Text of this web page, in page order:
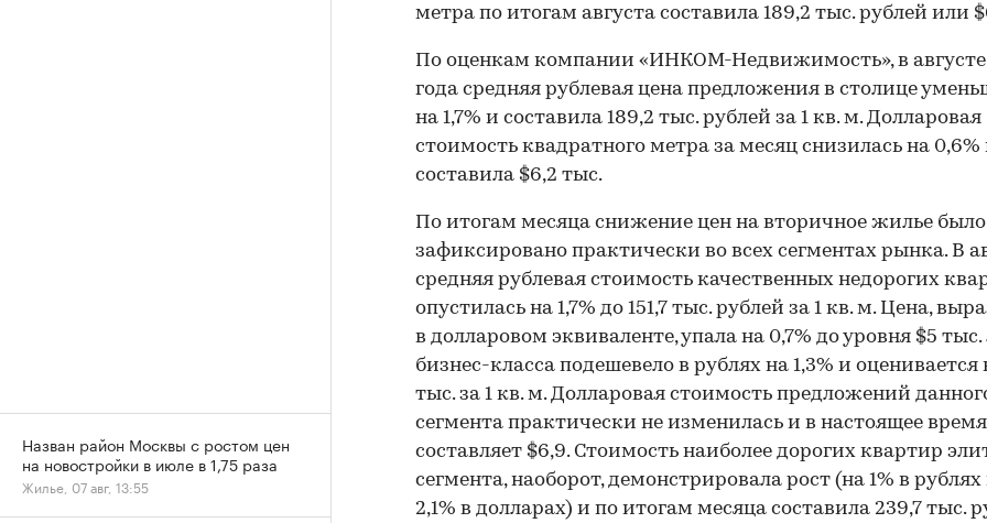
метра по итогам августа составила 189,2 тыс. рублей или
По оценкам компании «ИНКОМ-Недвижимость», в августе
года средняя рублевая цена предложения в столице
на 1,7% и составила 189,2 тыс. рублей за 1 кв. м. Долларовая
стоимость квадратного метра за месяц снизилась на 0,6%
составила $6,2 тыс.
По итогам месяца снижение цен на вторичное жилье было
зафиксировано практически во всех сегментах рынка. В
средняя рублевая стоимость качественных недорогих
опустилась на 1,7% до 151,7 тыс. рублей за 1 кв. м. Цена,
в долларовом эквиваленте, упала на 0,7% до уровня $5
бизнес-класса подешевело в рублях на 1,3% и оценивается
тыс. за 1 кв. м. Долларовая стоимость предложений
сегмента практически не изменилась и в настоящее время
составляет $6,9. Стоимость наиболее дорогих квартир
сегмента, наоборот, демонстрировала рост (на 1% в рублях
2,1% в долларах) и по итогам месяца составила 239,7 тыс.
Назван район Москвы с ростом цен
на новостройки в июле в 1,75 раза
Жилье, 07 авг, 13:55